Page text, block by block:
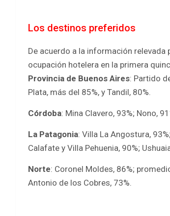
Los destinos preferidos
De acuerdo a la información
ocupación hotelera en la primera
Provincia de Buenos Aires: Partido
Plata, más del 85%, y Tandil, 80%.
Córdoba: Mina Clavero, 93%; Nono,
La Patagonia: Villa La Angostura,
Calafate y Villa Pehuenia, 90%;
Norte: Coronel Moldes, 86%;
Antonio de los Cobres, 73%.